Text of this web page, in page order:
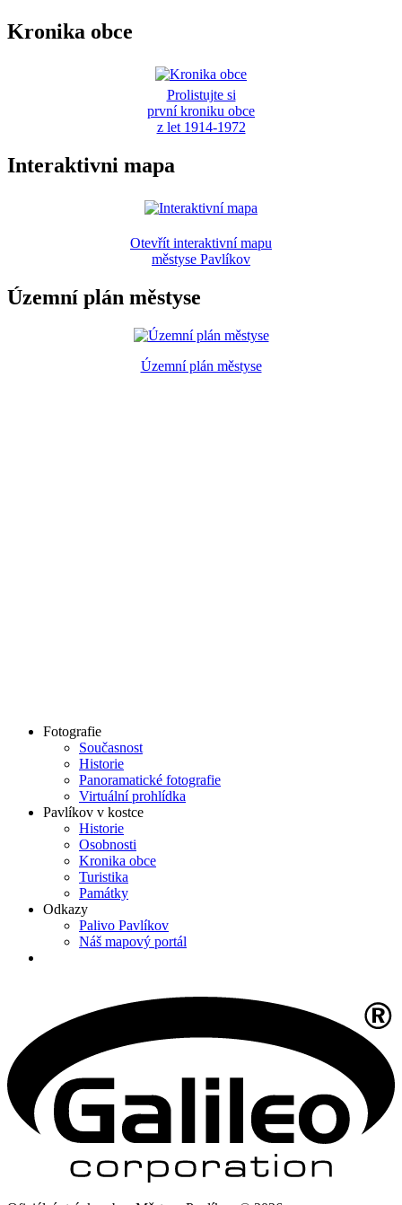
Kronika obce
Prolistujte si
první kroniku obce
z let 1914-1972
Interaktivni mapa
Otevřít interaktivní mapu
městyse Pavlíkov
Územní plán městyse
Územní plán městyse
Fotografie
Současnost
Historie
Panoramatické fotografie
Virtuální prohlídka
Pavlíkov v kostce
Historie
Osobnosti
Kronika obce
Turistika
Památky
Odkazy
Palivo Pavlíkov
Náš mapový portál